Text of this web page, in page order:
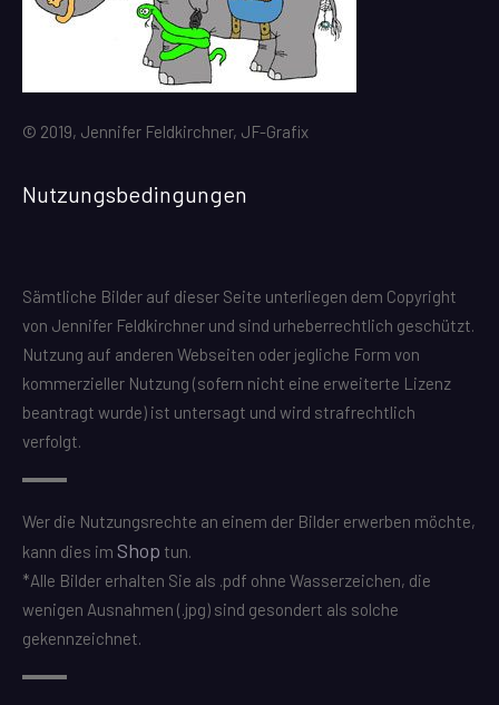
© 2019, Jennifer Feldkirchner, JF-Grafix
Nutzungsbedingungen
Sämtliche Bilder auf dieser Seite unterliegen dem Copyright
von Jennifer Feldkirchner und sind urheberrechtlich geschützt.
Nutzung auf anderen Webseiten oder jegliche Form von
kommerzieller Nutzung (sofern nicht eine erweiterte Lizenz
beantragt wurde) ist untersagt und wird strafrechtlich
verfolgt.
Wer die Nutzungsrechte an einem der Bilder erwerben möchte,
kann dies im Shop tun.
*Alle Bilder erhalten Sie als .pdf ohne Wasserzeichen, die
wenigen Ausnahmen (.jpg) sind gesondert als solche
gekennzeichnet.